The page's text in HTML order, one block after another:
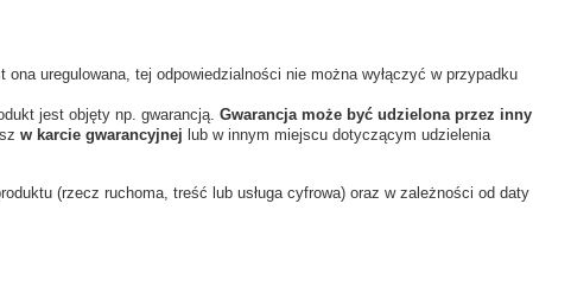
uregulowana, tej odpowiedzialności nie można wyłączyć w przypadku
jest objęty np. gwarancją. Gwarancja może być udzielona przez inny
w karcie gwarancyjnej lub w innym miejscu dotyczącym udzielenia
(rzecz ruchoma, treść lub usługa cyfrowa) oraz w zależności od daty